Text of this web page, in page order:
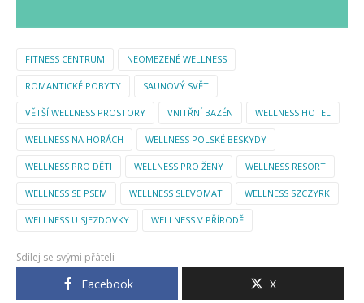
FITNESS CENTRUM NEOMEZENÉ WELLNESS
ROMANTICKÉ POBYTY SAUNOVÝ SVĚT
VĚTŠÍ WELLNESS PROSTORY VNITŘNÍ BAZÉN WELLNESS HOTEL
WELLNESS NA HORÁCH WELLNESS POLSKÉ BESKYDY
WELLNESS PRO DĚTI WELLNESS PRO ŽENY WELLNESS RESORT
WELLNESS SE PSEM WELLNESS SLEVOMAT WELLNESS SZCZYRK
WELLNESS U SJEZDOVKY WELLNESS V PŘÍRODĚ
Sdílej se svými přáteli
Facebook X